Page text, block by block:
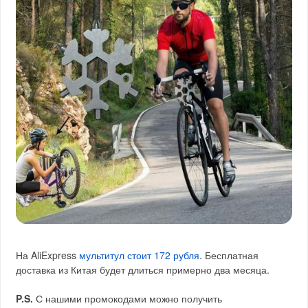
На AliExpress мультитул стоит 172 рубля. Бесплатная
доставка из Китая будет длиться примерно два месяца.
P.S. С нашими промокодами можно получить